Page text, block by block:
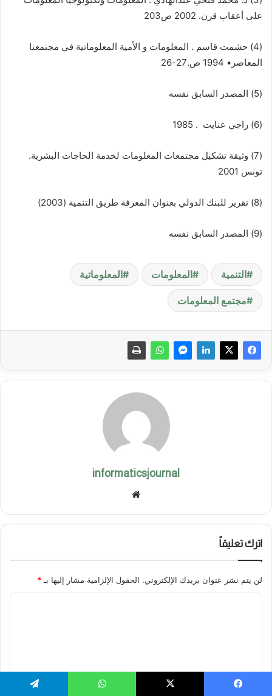
على أعقاب قرن. 2002 ص203
(4) حشمت قاسم . المعلومات و الأمية المعلوماتية في مجتمعنا
المعاصر• 1994 ص.27-26
(5) المصدر السابق نفسه
(6) راجي عنايت . 1985
(7) وثيقة تشكيل مجتمعات المعلومات لخدمة الحاجات البشرية.
تونس 2001
(8) تقرير للبنك الدولي بعنوان المعرفة طريق التنمية (2003)
(9) المصدر السابق نفسه
التنمية المعلومات المعلوماتية
مجتمع المعلومات
informaticsjournal
الوي
اترك تعليقاً
لن يتم نشر عنوان بريدك الإلكتروني. الحقول الإلزامية مشار إليها بـ *
ل